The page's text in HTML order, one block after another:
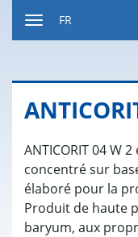
FR
ANTICORIT 04 W
concentré sur
élaboré pour la
Produit de haute
baryum, aux